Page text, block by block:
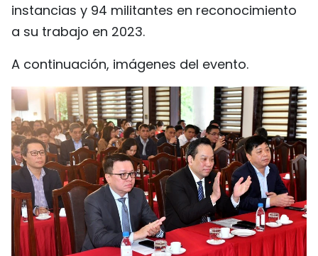
instancias y 94 militantes en reconocimiento
a su trabajo en 2023.
A continuación, imágenes del evento.